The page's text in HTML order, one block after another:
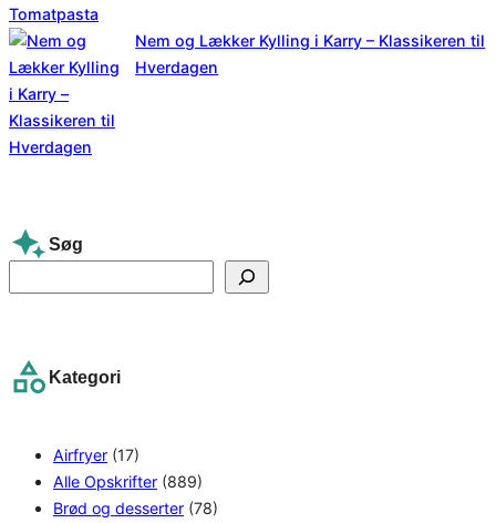
Nem og Lækker Kylling i Karry – Klassikeren til
Hverdagen
Søg
e
c
Kategori
Airfryer (17)
Alle Opskrifter (889)
Brød og desserter (78)